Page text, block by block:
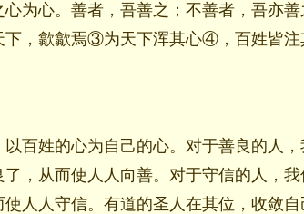
为心。善者，吾善之；不善者，吾亦
下，歙歙焉③为天下浑其心④，百姓皆
百姓的心为自己的心。对于善良的人
，从而使人人向善。对于守信的人，
人人守信。有道的圣人在其位，收敛